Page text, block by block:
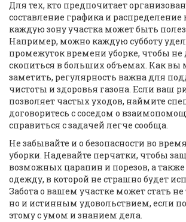
Для тех, кто предпочитает
составление графика и
каждую зону участка может быть
Например, можно каждую субботу
промежуток времени уборке, чтобы не
скопиться в больших объемах. Как вы
заметить, регулярность важна для
чистоты и здоровья газона. Если ваш
позволяет частых уходов, наймите
договоритесь с соседом о
справиться с задачей легче сообща.
Не забывайте и о безопасности во
уборки. Надевайте перчатки, чтобы
возможных царапин и порезов, а
одежду, в которой не страшно будет
Забота о вашем участке может стать
но и истинным удовольствием, если
этому с умом и знанием дела.